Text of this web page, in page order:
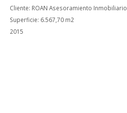
Cliente: ROAN Asesoramiento Inmobiliario
Superficie: 6.567,70 m2
2015